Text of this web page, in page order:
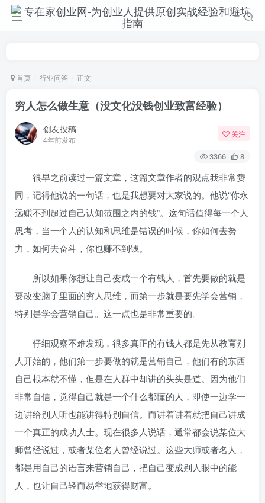
首页 行业问答 正文
穷人怎么做生意（没文化没钱创业致富经验）
创友投稿
4年前发布
关注
3366 8
很早之前读过一篇文章，这篇文章作者的观点我非常赞
同，记得他说的一句话，也是我想要对大家说的。他说“你永
远赚不到超过自己认知范围之内的钱”。这句话值得每一个人
思考，当一个人的认知和思维是错误的时候，你如何去努
力，如何去奋斗，你也赚不到钱。
所以如果你想让自己变成一个有钱人，首先要做的就是
要改变脑子里面的穷人思维，而第一步就是要先学会营销，
特别是学会营销自己。这一点也是非常重要的。
仔细观察不难发现，很多真正的有钱人都是先从教育别
人开始的，他们第一步要做的就是营销自己，他们有的东西
自己根本就不懂，但是在人群中却讲的头头是道。因为他们
非常自信，觉得自己就是一个什么都懂的人，即使一边学一
边讲给别人听也能讲得特别自信。而讲着讲着就把自己讲成
一个真正的成功人士。现在很多人说话，通常都会说某位大
师曾经说过，或者某位名人曾经说过。这些大师或者名人，
都是用自己的语言来营销自己，把自己变成别人眼中的能
人，也让自己轻而易举地获得财富。